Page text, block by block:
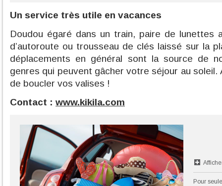
Un service très utile en vacances
Doudou égaré dans un train, paire de lunettes
d’autoroute ou trousseau de clés laissé sur la
déplacements en général sont la source de
genres qui peuvent gâcher votre séjour au soleil.
de boucler vos valises !
Contact : www.kikila.com
Pour